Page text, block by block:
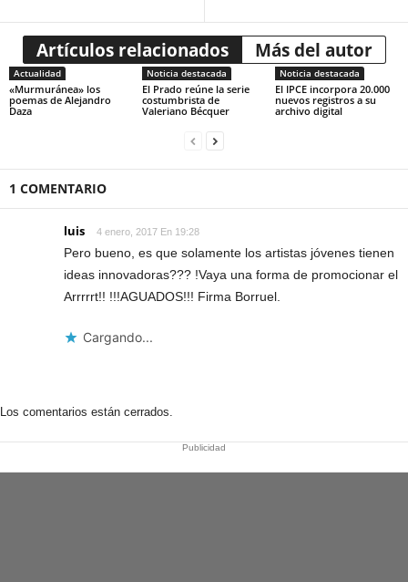
Artículos relacionados Más del autor
Actualidad
«Murmuránea» los
poemas de Alejandro
Daza
Noticia destacada
El Prado reúne la serie
costumbrista de
Valeriano Bécquer
Noticia destacada
El IPCE incorpora 20.000
nuevos registros a su
archivo digital
1 COMENTARIO
luis 4 enero, 2017 En 19:28
Pero bueno, es que solamente los artistas jóvenes tienen
ideas innovadoras??? !Vaya una forma de promocionar el
Arrrrrt!! !!!AGUADOS!!! Firma Borruel.
Cargando...
Los comentarios están cerrados.
Publicidad